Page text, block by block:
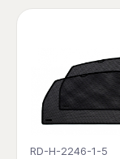
RD-H-2246-1-5